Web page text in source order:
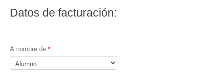
Datos de facturación:
A nombre de *: